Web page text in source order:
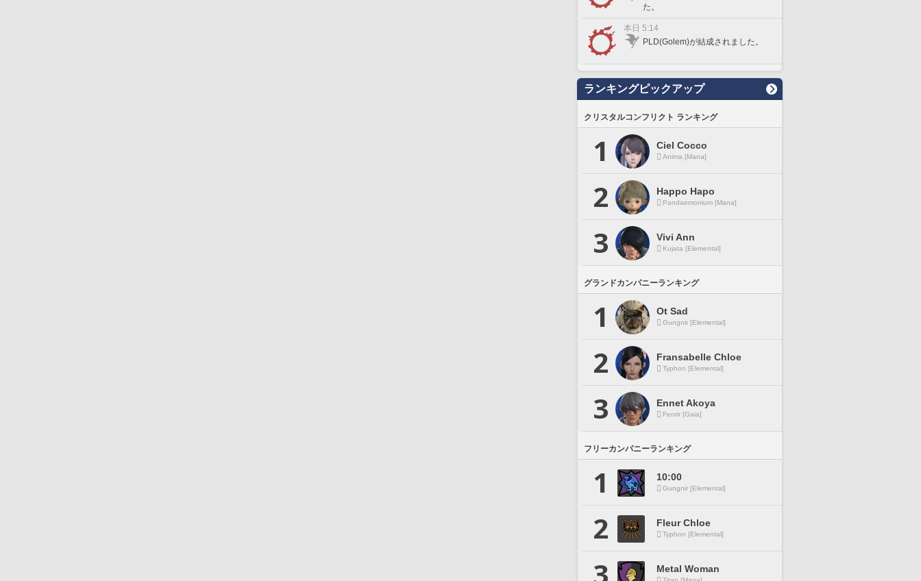
た。
本日 5:14
PLD(Golem)が結成されました。
ランキングピックアップ
クリスタルコンフリクト ランキング
1 Ciel Cocco
Anima [Mana]
2 Happo Hapo
Pandaemonium [Mana]
3 Vivi Ann
Kujata [Elemental]
グランドカンパニーランキング
1 Ot Sad
Gungnir [Elemental]
2 Fransabelle Chloe
Typhon [Elemental]
3 Ennet Akoya
Fenrir [Gaia]
フリーカンパニーランキング
1 10:00
Gungnir [Elemental]
2 Fleur Chloe
Typhon [Elemental]
Metal Woman